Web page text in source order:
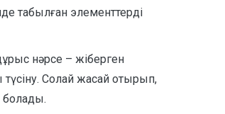
табылған элементтерді
нәрсе – жіберген
Солай жасай отырып,
болады.